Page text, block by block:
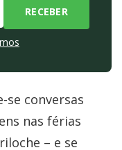
se conversas
nas férias
– e se